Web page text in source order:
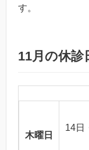
す。
11月の休診
木曜日
14日